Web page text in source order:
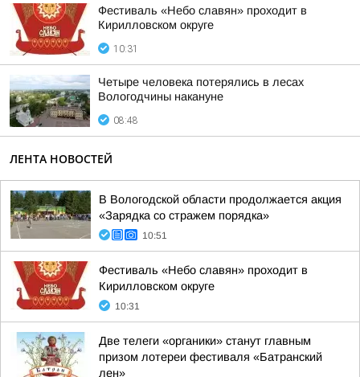
Фестиваль «Небо славян» проходит в
Кирилловском округе
10:31
Четыре человека потерялись в лесах
Вологодчины накануне
08:48
ЛЕНТА НОВОСТЕЙ
В Вологодской области продолжается акция
«Зарядка со стражем порядка»
10:51
Фестиваль «Небо славян» проходит в
Кирилловском округе
10:31
Две телеги «органики» станут главным
призом лотереи фестиваля «Батранский
лен»